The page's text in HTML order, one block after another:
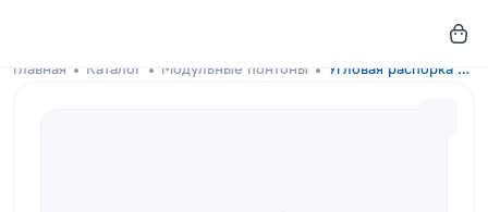
Главная Каталог Модульные понтоны Угловая распорка GKA-DOCKS 100x100x15 Cappuccino